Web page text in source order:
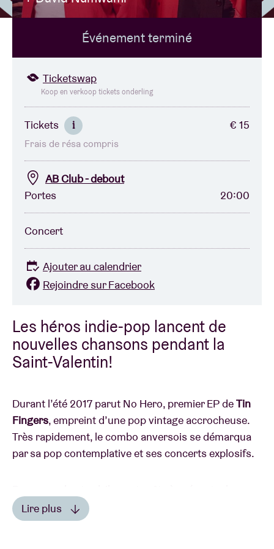
Location de salles
BRDCST
Chèque-concert
À propos de l'AB
Les héros indie-pop lancent de
nouvelles chansons pendant la
Saint-Valentin!
Durant l’été 2017 parut No Hero, premier EP deTin
Fingers, empreint d’une pop vintage accrocheuse.
Très rapidement, le combo anversois se démarqua
par sa pop contemplative et ses concerts explosifs.
nouvelles chansons. Almost Never No Love est le
compte-rendu d’une quête : comment trouver sa
Lire plus
Événement terminé
Ticketswap
Koop en verkoop tickets onderling
Tickets i € 15
Frais de résa compris
AB Club - debout
Portes
20:00
Concert
Ajouter au calendrier
Rejoindre sur Facebook